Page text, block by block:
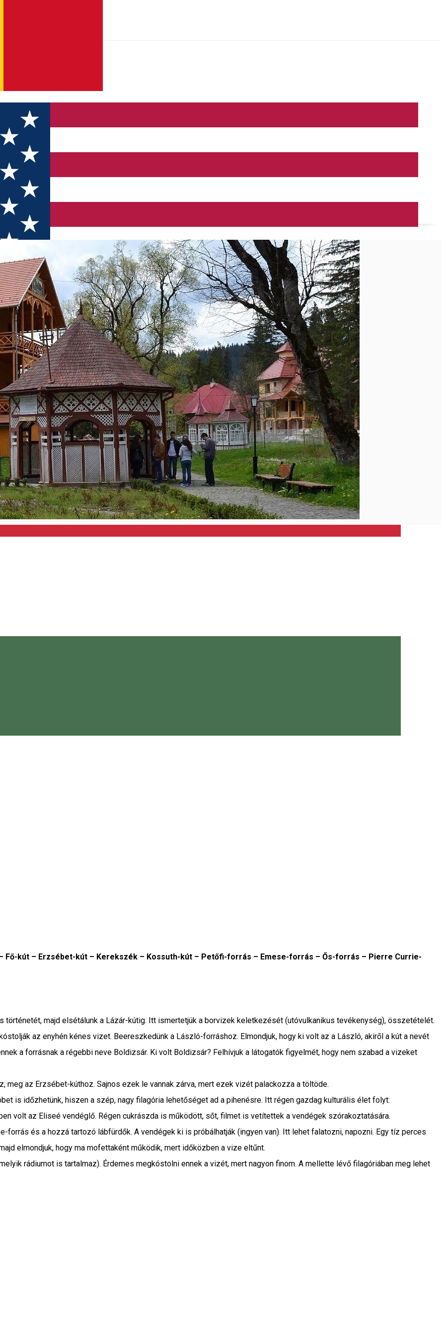
kút – Erzsébet-kút – Kerekszék – Kossuth-kút – Petőfi-forrás – Emese-forrás – Ős-forrás – Pierre Currie-
történetét, majd elsétálunk a Lázár-kútig. Itt ismertetjük a borvizek keletkezését (utóvulkanikus tevékenység), összetételét.
az enyhén kénes vizet. Beereszkedünk a László-forráshoz. Elmondjuk, hogy ki volt az a László, akiről a kút a nevét
a forrásnak a régebbi neve Boldizsár. Ki volt Boldizsár? Felhívjuk a látogatók figyelmét, hogy nem szabad a vizeket
meg az Erzsébet-kúthoz. Sajnos ezek le vannak zárva, mert ezek vizét palackozza a töltöde.
is időzhetünk, hiszen a szép, nagy filagória lehetőséget ad a pihenésre. Itt régen gazdag kulturális élet folyt:
volt az Eliseé vendéglő. Régen cukrászda is működött, sőt, filmet is vetítettek a vendégek szórakoztatására.
és a hozzá tartozó lábfürdők. A vendégek ki is próbálhatják (ingyen van). Itt lehet falatozni, napozni. Egy tíz perces
elmondjuk, hogy ma mofettaként működik, mert időközben a vize eltűnt.
rádiumot is tartalmaz). Érdemes megkóstolni ennek a vizét, mert nagyon finom. A mellette lévő filagóriában meg lehet